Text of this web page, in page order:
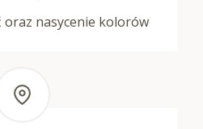
nasycenie kolorów